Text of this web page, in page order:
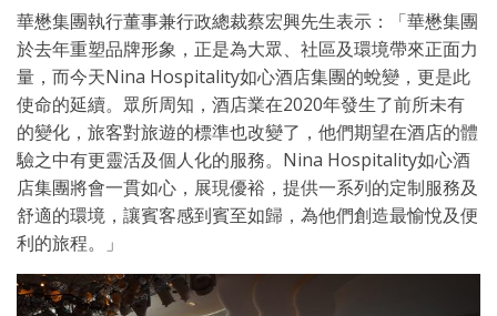
華懋集團執行董事兼行政總裁蔡宏興先生表示：「華懋集團
於去年重塑品牌形象，正是為大眾、社區及環境帶來正面力
量，而今天Nina Hospitality如心酒店集團的蛻變，更是此
使命的延續。眾所周知，酒店業在2020年發生了前所未有
的變化，旅客對旅遊的標準也改變了，他們期望在酒店的體
驗之中有更靈活及個人化的服務。Nina Hospitality如心酒
店集團將會一貫如心，展現優裕，提供一系列的定制服務及
舒適的環境，讓賓客感到賓至如歸，為他們創造最愉悅及便
利的旅程。」